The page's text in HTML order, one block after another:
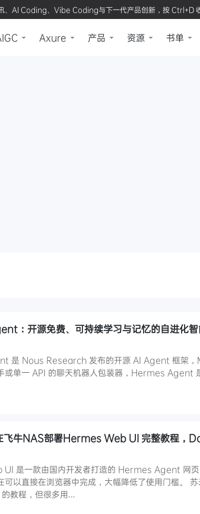
、AI Coding、Vibe Coding与下一代产品创新，按 Ctrl+D
Axure 产品 资源 书单
：开源免费、可持续学习与记忆的自进化智
是 Nous Research 发布的开源 AI Agent 框架，
或单一 API 的聊天机器人包装器，Hermes Agent
飞牛NAS部署Hermes Web UI 完整教程，
是一款由国内开发者打造的 Hermes Agent 网页
可以直接在浏览器中完成，大幅降低了使用门槛。
教程，但很多用…